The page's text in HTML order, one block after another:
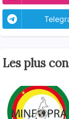
Les plus